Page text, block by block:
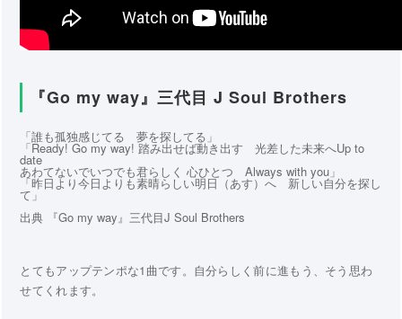
『Go my way』三代目 J Soul Brothers
「誰も孤独感じてる 夢を探してる」
「Ready! Go my way! 踏み出せば動き出す 光差した未来へUp to
date
あわてないでいつでも君らしく 心ひとつ Always with you」
「昨日より今日よりも素晴らしい明日（あす）へ 新しい自分を探し
て」
出典 『Go my way』三代目J Soul Brothers
とてもアップテンポな1曲です。自分らしく前に進もう、そう思わ
せてくれます。